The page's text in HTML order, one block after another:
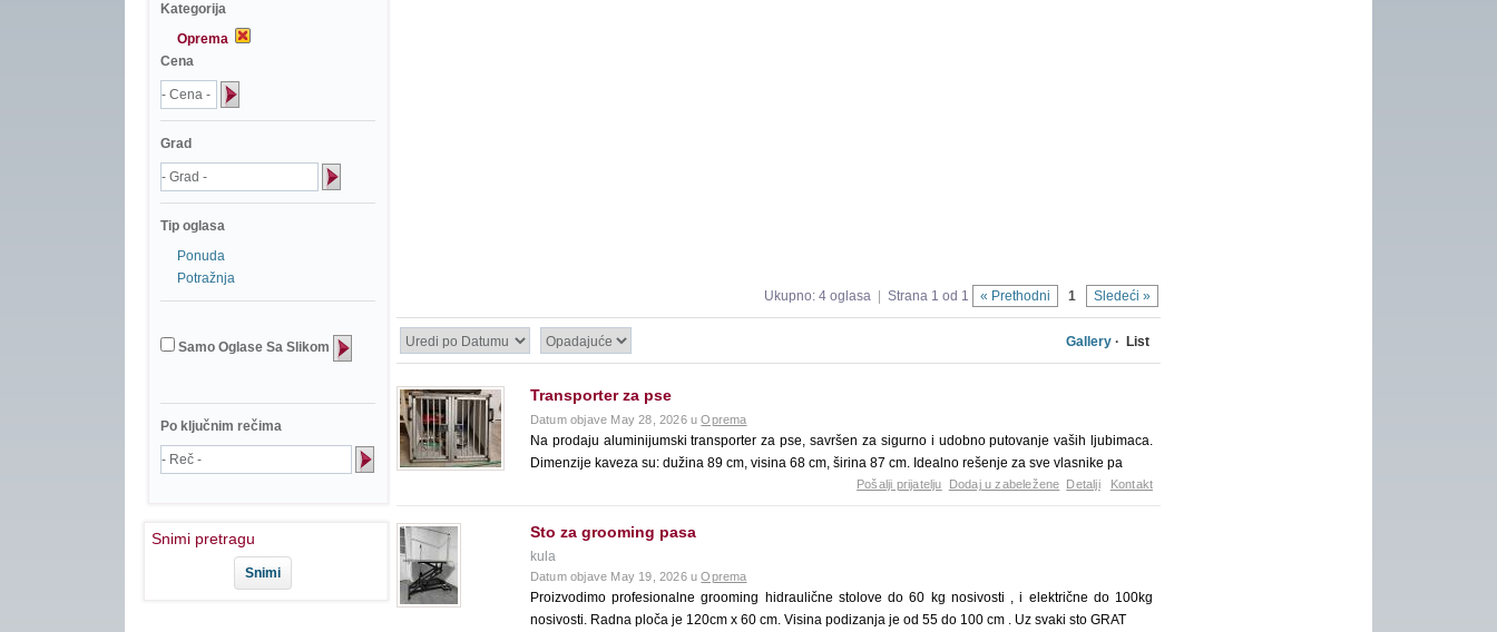
Kategorija
Oprema
Cena
Grad
Tip oglasa
Ponuda
Potražnja
Samo Oglase Sa Slikom
Po ključnim rečima
Snimi pretragu
Ukupno: 4 oglasa Strana 1 od 1 « Prethodni 1 Sledeći »
Gallery · List
Transporter za pse
Datum objave May 28, 2026 uOprema
Na prodaju aluminijumski transporter za pse, savršen za sigurno i udobno putovanje vaših ljubimaca.
Dimenzije kaveza su: dužina 89 cm, visina 68 cm, širina 87 cm. Idealno rešenje za sve vlasnike pa
Pošalji prijatelju Dodaj u zabeležene Detalji Kontakt
Sto za grooming pasa
kula
Datum objave May 19, 2026 uOprema
Proizvodimo profesionalne grooming hidraulične stolove do 60 kg nosivosti , i električne do 100kg
nosivosti. Radna ploča je 120cm x 60 cm. Visina podizanja je od 55 do 100 cm . Uz svaki sto GRAT